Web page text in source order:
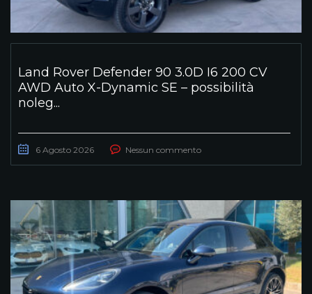
Land Rover Defender 90 3.0D I6 200 CV
AWD Auto X-Dynamic SE – possibilità
noleg...
6 Agosto 2026 Nessun commento